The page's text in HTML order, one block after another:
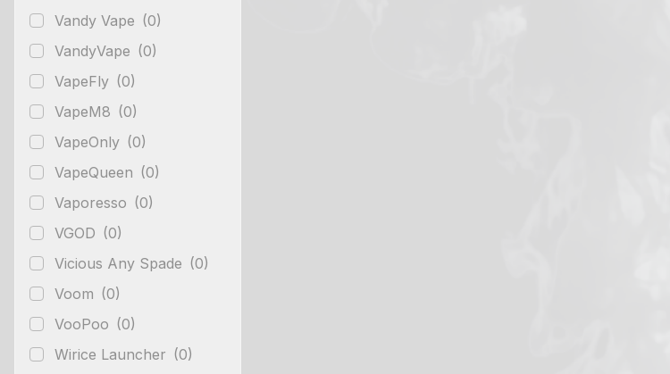
Vandy Vape (0)
VandyVape (0)
VapeFly (0)
VapeM8 (0)
VapeOnly (0)
VapeQueen (0)
Vaporesso (0)
VGOD (0)
Vicious Any Spade (0)
Voom (0)
VooPoo (0)
Wirice Launcher (0)